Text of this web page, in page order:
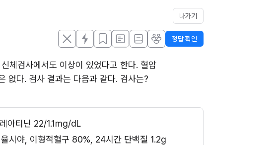
나가기
정답 확인
체검사에서도 이상이 있었다고 한다. 혈압
다. 검사 결과는 다음과 같다. 검사는?
아티닌 22/1.1mg/dL
시야, 이형적혈구 80%, 24시간 단백질 1.2g